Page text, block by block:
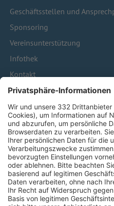
Geschäftsstellen und
Sponsoring
Vereinsunterstützung
Infothek
Kontakt
HÄUFIG BESUCHTE
Pässe und Vereinswechsel
Trainerausbildung
Schulungsangebot
BFV-Geschäftsstellen
Trainerbörse
Login SpielPlus